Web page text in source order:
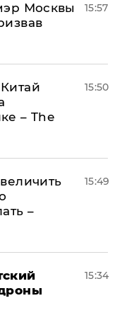
Москвы
15:57
– The
15:50
–
15:49
15:34